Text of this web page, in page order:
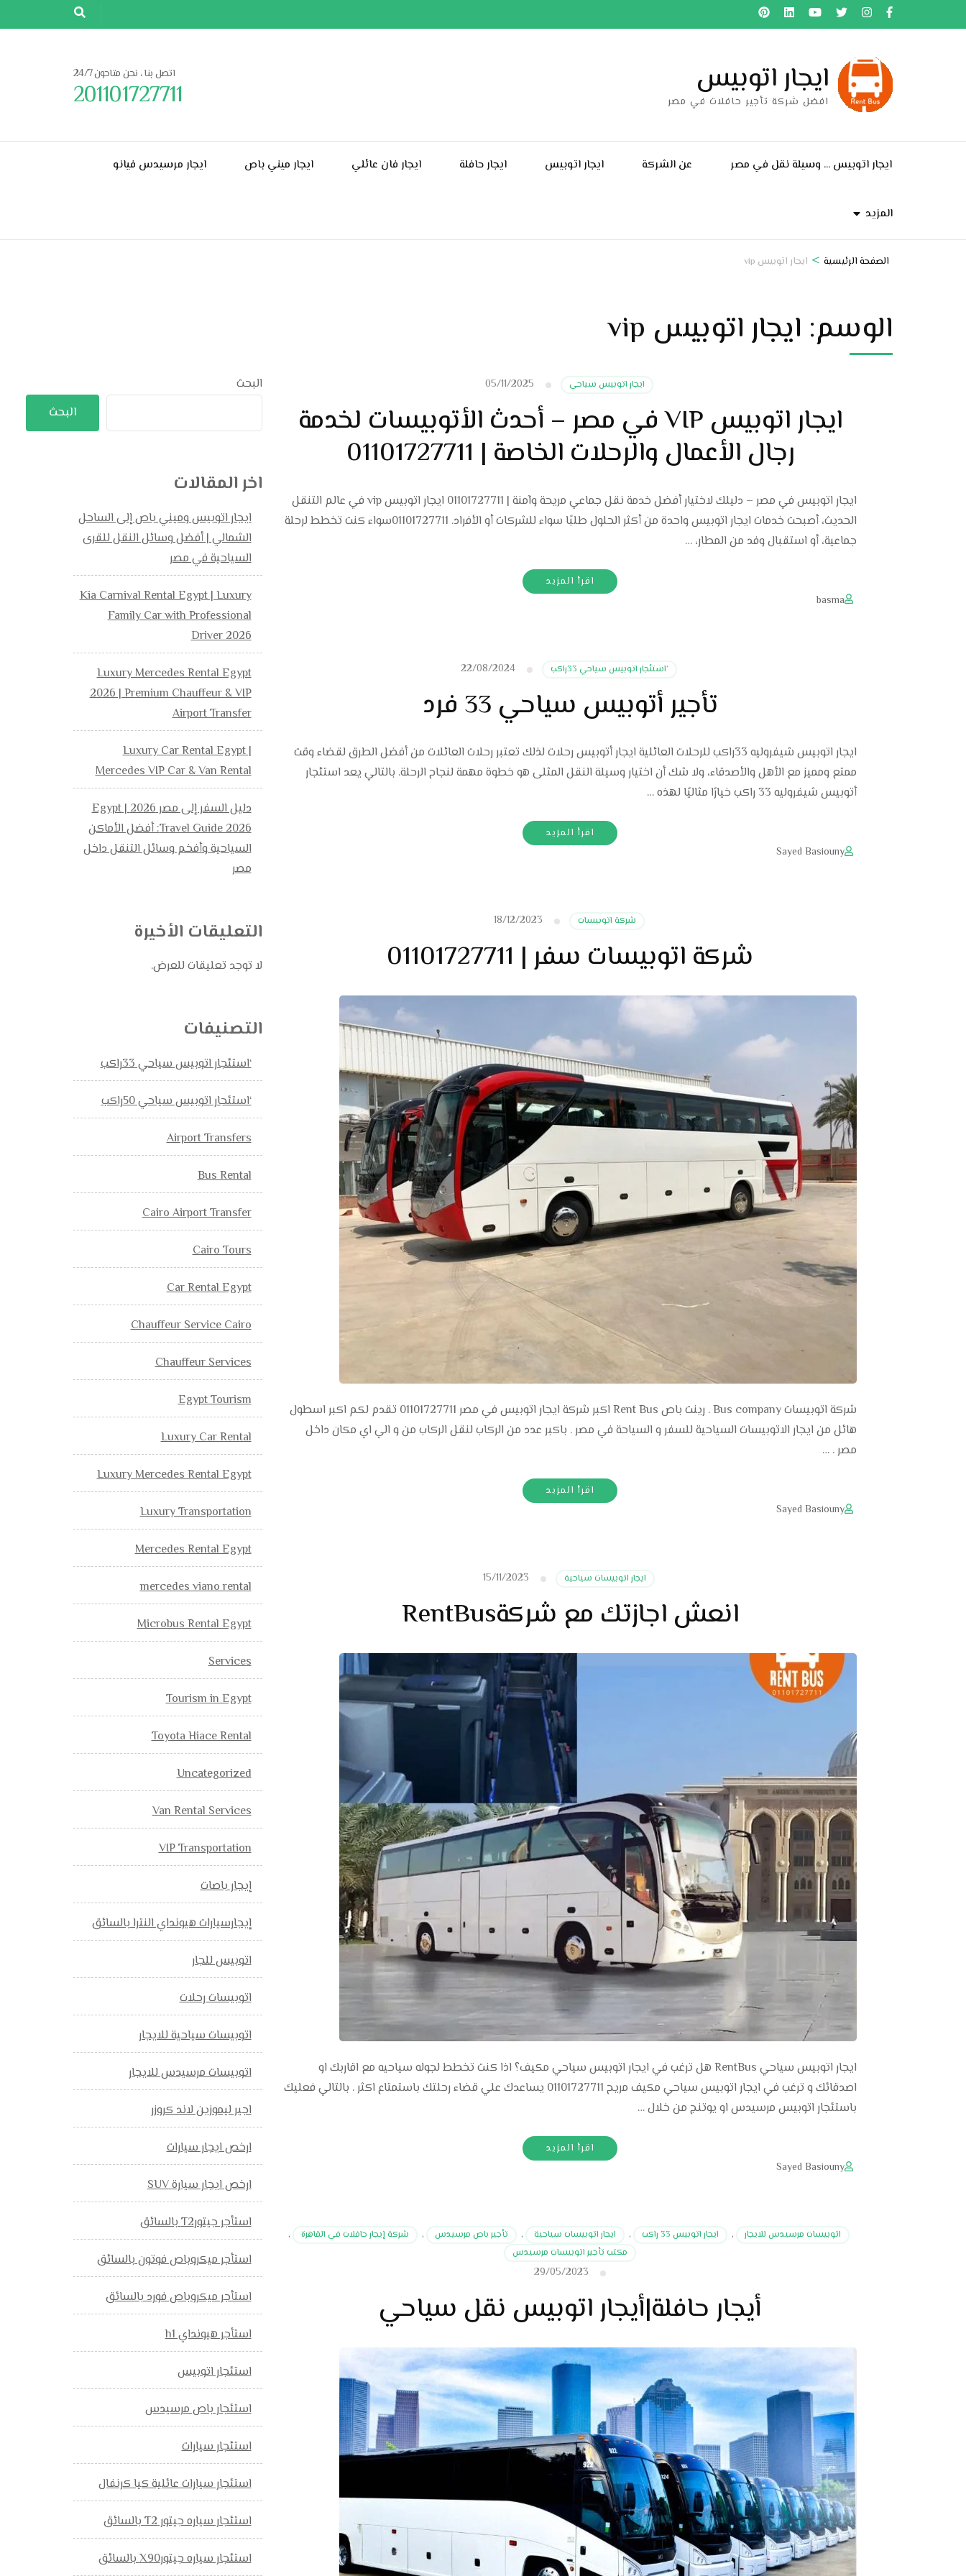
إلى
ايجار اتوبيس
افضل شركة تأجير حافلات في مصر
اتصل بنا ، نحن متاحون 24/7
201101727711
ايجار اتوبيس … وسيلة نقل في مصر عن الشركة ايجار اتوبيس ايجار حافلة ايجار فان عائلي ايجار ميني باص ايجار مرسيدس فيانو
المزيد
الصفحة الرئيسية > ايجار اتوبيس vip
الوسم: ايجار اتوبيس vip
ايجار اتوبيس سياحي 05/11/2025
ايجار اتوبيس VIP في مصر – أحدث الأتوبيسات لخدمة
رجال الأعمال والرحلات الخاصة | 01101727711
ايجار اتوبيس في مصر – دليلك لاختيار أفضل خدمة نقل جماعي مريحة وآمنة | 01101727711 ايجار اتوبيس vip في عالم التنقل
الحديث، أصبحت خدمات ايجار اتوبيس واحدة من أكثر الحلول طلبًا سواء للشركات أو الأفراد. 01101727711سواء كنت تخطط لرحلة
جماعية، أو استقبال وفد من المطار، …
اقرأ المزيد
basma
‘استئجار اتوبيس سياحي 33راكب 22/08/2024
تأجير أتوبيس سياحي 33 فرد
ايجار اتوبيس شيفروليه 33راكب للرحلات العائلية ايجار أتوبيس رحلات لذلك تعتبر رحلات العائلات من أفضل الطرق لقضاء وقت
ممتع ومميز مع الأهل والأصدقاء، ولا شك أن اختيار وسيلة النقل المثلى هو خطوة مهمة لنجاح الرحلة. بالتالي يعد استئجار
أتوبيس شيفروليه 33 راكب خيارًا مثاليًا لهذه …
اقرأ المزيد
Sayed Basiouny
شركة اتوبيسات 18/12/2023
شركة اتوبيسات سفر | 01101727711
شركة اتوبيسات Bus company . رينت باص Rent Bus اكبر شركة ايجار اتوبيس في مصر 01101727711 تقدم لكم اكبر اسطول
هائل من ايجار الاتوبيسات السياحية للسفر و السياحة في مصر . باكبر عدد من الركاب لنقل الركاب من و الي اي مكان داخل
مصر . …
اقرأ المزيد
Sayed Basiouny
ايجار اتوبيسات سياحية 15/11/2023
انعش اجازتك مع شركةRentBus
ايجار اتوبيس سياحي RentBus هل ترغب في ايجار اتوبيس سياحي مكيف؟ اذا كنت تخطط لجوله سياحيه مع اقاربك او
اصدقائك و ترغب في ايجار اتوبيس سياحي مكيف مريح 01101727711 يساعدك علي قضاء رحلتك باستمتاع اكثر . بالتالي فعليك
باستئجار اتوبيس مرسيدس او يوتنج من خلال …
اقرأ المزيد
Sayed Basiouny
اتوبيسات مرسيدس للايجار , ايجار اتوبيس 33 راكب , ايجار اتوبيسات سياحية , تأجير باص مرسيدس , شركة إيجار حافلات في القاهرة
,
مكتب تأجير اتوبيسات مرسيدس
29/05/2023
أيجار حافلة|أيجار اتوبيس نقل سياحي
البحث
البحث
اخر المقالات
ايجار اتوبيس وميني باص إلى الساحل
الشمالي | أفضل وسائل النقل للقرى
السياحية في مصر
Kia Carnival Rental Egypt | Luxury
Family Car with Professional
Driver 2026
Luxury Mercedes Rental Egypt
2026 | Premium Chauffeur & VIP
Airport Transfer
Luxury Car Rental Egypt |
Mercedes VIP Car & Van Rental
دليل السفر إلى مصر 2026 | Egypt
Travel Guide 2026: أفضل الأماكن
السياحية وأفخم وسائل التنقل داخل
مصر
التعليقات الأخيرة
لا توجد تعليقات للعرض.
التصنيفات
‘استئجار اتوبيس سياحي 33راكب
‘استئجار اتوبيس سياحي 50راكب
Airport Transfers
Bus Rental
Cairo Airport Transfer
Cairo Tours
Car Rental Egypt
Chauffeur Service Cairo
Chauffeur Services
Egypt Tourism
Luxury Car Rental
Luxury Mercedes Rental Egypt
Luxury Transportation
Mercedes Rental Egypt
mercedes viano rental
Microbus Rental Egypt
Services
Tourism in Egypt
Toyota Hiace Rental
Uncategorized
Van Rental Services
VIP Transportation
إيجار باصات
إيجارسيارات هيونداي النترا بالسائق
اتوبيس للجار
اتوبيسات رحلات
اتوبيسات سياحية للايجار
اتوبيسات مرسيدس للايجار
اجير ليموزين لاند كروزر
ارخص ايجار سيارات
ارخص ايجار سيارة SUV
استأجر جيتورT2 بالسائق
استأجر ميكروباص فوتون بالسائق
استأجر ميكروباص فورد بالسائق
استأجر هيونداي h1
استئجار اتوبيس
استئجار باص مرسيدس
استئجار سيارات
استئجار سيارات عائلية كيا كرنفال
استئجار سياره جيتور T2 بالسائق
استئجار سياره جيتورX90 بالسائق